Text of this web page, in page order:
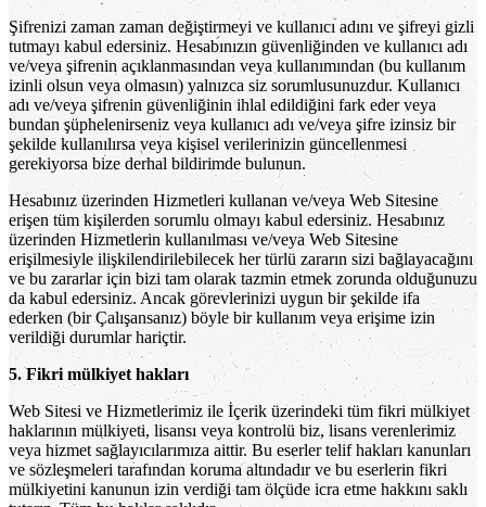
Şifrenizi zaman zaman değiştirmeyi ve kullanıcı adını ve şifreyi gizli
tutmayı kabul edersiniz. Hesabınızın güvenliğinden ve kullanıcı adı
ve/veya şifrenin açıklanmasından veya kullanımından (bu kullanım
izinli olsun veya olmasın) yalnızca siz sorumlusunuzdur. Kullanıcı
adı ve/veya şifrenin güvenliğinin ihlal edildiğini fark eder veya
bundan şüphelenirseniz veya kullanıcı adı ve/veya şifre izinsiz bir
şekilde kullanılırsa veya kişisel verilerinizin güncellenmesi
gerekiyorsa bize derhal bildirimde bulunun.
Hesabınız üzerinden Hizmetleri kullanan ve/veya Web Sitesine
erişen tüm kişilerden sorumlu olmayı kabul edersiniz. Hesabınız
üzerinden Hizmetlerin kullanılması ve/veya Web Sitesine
erişilmesiyle ilişkilendirilebilecek her türlü zararın sizi bağlayacağını
ve bu zararlar için bizi tam olarak tazmin etmek zorunda olduğunuzu
da kabul edersiniz. Ancak görevlerinizi uygun bir şekilde ifa
ederken (bir Çalışansanız) böyle bir kullanım veya erişime izin
verildiği durumlar hariçtir.
5. Fikri mülkiyet hakları
Web Sitesi ve Hizmetlerimiz ile İçerik üzerindeki tüm fikri mülkiyet
haklarının mülkiyeti, lisansı veya kontrolü biz, lisans verenlerimiz
veya hizmet sağlayıcılarımıza aittir. Bu eserler telif hakları kanunları
ve sözleşmeleri tarafından koruma altındadır ve bu eserlerin fikri
mülkiyetini kanunun izin verdiği tam ölçüde icra etme hakkını saklı